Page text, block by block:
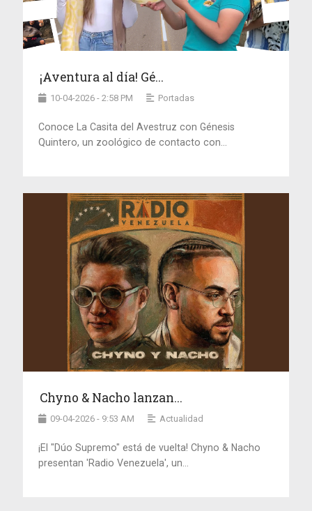
¡Aventura al día! Gé...
10-04-2026 - 2:58 PM Portadas
Conoce La Casita del Avestruz con Génesis
Quintero, un zoológico de contacto con...
Chyno & Nacho lanzan...
09-04-2026 - 9:53 AM Actualidad
¡El "Dúo Supremo" está de vuelta! Chyno & Nacho
presentan 'Radio Venezuela', un...